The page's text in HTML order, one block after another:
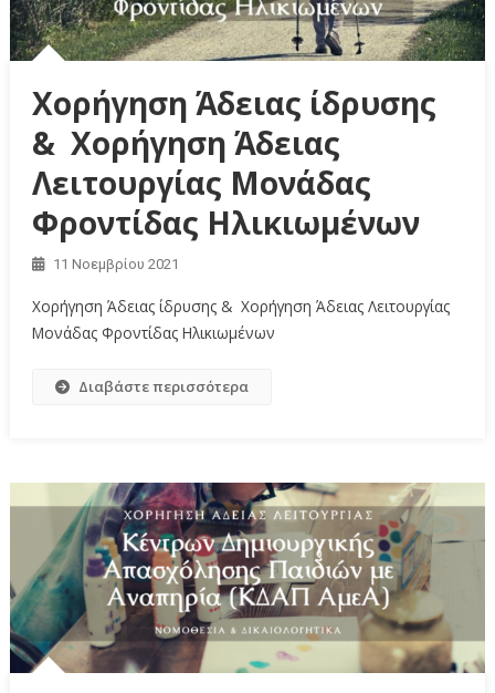
Χορήγηση Άδειας ίδρυσης
& Χορήγηση Άδειας
Λειτουργίας Μονάδας
Φροντίδας Ηλικιωμένων
11 Νοεμβρίου 2021
Χορήγηση Άδειας ίδρυσης & Χορήγηση Άδειας Λειτουργίας
Μονάδας Φροντίδας Ηλικιωμένων
Διαβάστε περισσότερα